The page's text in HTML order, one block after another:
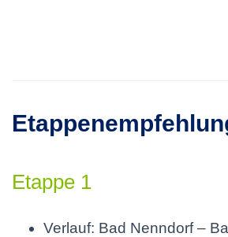
Etappe 1
Verlauf: Bad Nenndorf –